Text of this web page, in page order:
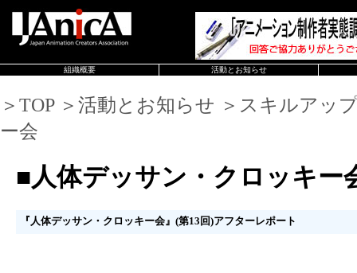
組織概要 活動とお知らせ
＞TOP ＞活動とお知らせ ＞スキルアッ
ー会
■人体デッサン・クロッキー
『人体デッサン・クロッキー会』(第13回)アフターレポート